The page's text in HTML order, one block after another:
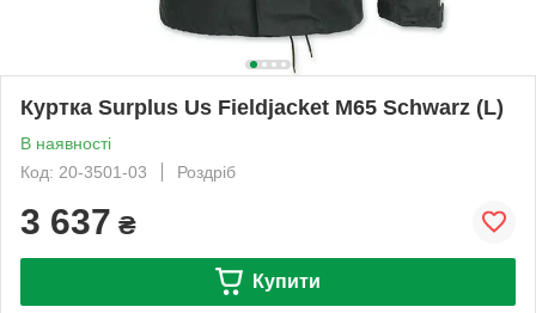
Куртка Surplus Us Fieldjacket M65 Schwarz (L)
В наявності
Код: 20-3501-03
Роздріб
3 637 ₴
Купити